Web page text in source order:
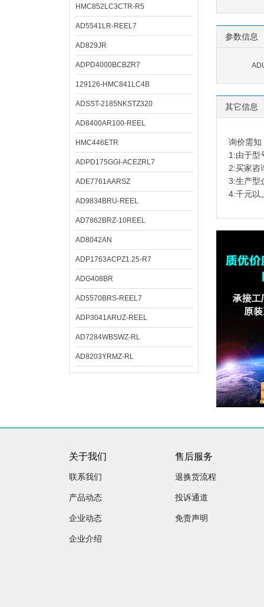
HMC852LC3CTR-R5
AD5541LR-REEL7
AD829JR
ADPD4000BCBZR7
129126-HMC841LC4B
ADSST-2185NKSTZ320
AD8400AR100-REEL
HMC446ETR
ADPD175GGI-ACEZRL7
ADE7761AARSZ
AD9834BRU-REEL
AD7862BRZ-10REEL
AD8042AN
ADP1763ACPZ1.25-R7
ADG408BR
AD5570BRS-REEL7
ADP3041ARUZ-REEL
AD7284WBSWZ-RL
AD8203YRMZ-RL
参数信息
其它信息
询价需知
1:由于型
2:买家咨
3:生产型
4:千元以
关于我们
联系我们
产品动态
企业动态
企业介绍
售后服务
退换货流程
投诉通道
免责声明